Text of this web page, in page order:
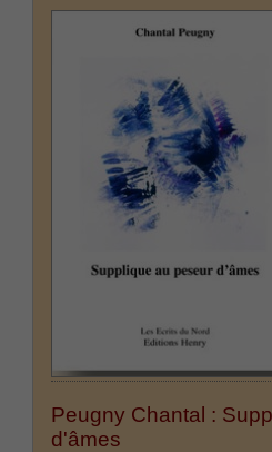
Peugny Chantal :
d'âmes